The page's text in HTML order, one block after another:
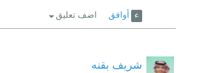
أوافق اضف تعليق
شريف بقنه